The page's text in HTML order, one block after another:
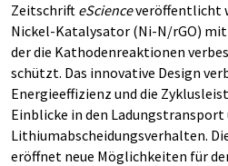
Zeitschrift eScienceveröffentlicht
Nickel-Katalysator (Ni-N/rGO)
der die Kathodenreaktionen
schützt. Das innovative Design
Energieeffizienz und die
Einblicke in den Ladungstransport
Lithiumabscheidungsverhalten.
eröffnet neue Möglichkeiten für